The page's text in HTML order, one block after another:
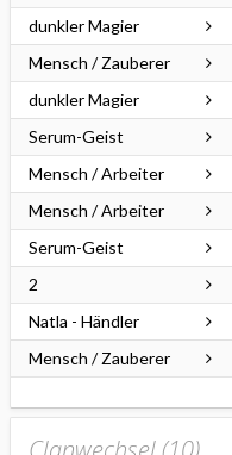
dunkler Magier
Mensch / Zauberer
dunkler Magier
Serum-Geist
Mensch / Arbeiter
Mensch / Arbeiter
Serum-Geist
2
Natla - Händler
Mensch / Zauberer